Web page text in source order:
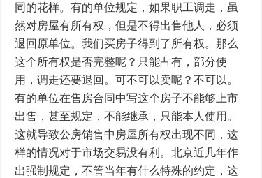
同的花样。有的单位规定，如果职工调走，虽
然对房屋有所有权，但是不得出售他人，必须
退回原单位。我们买房子得到了所有权。那么
这个所有权是否完整呢？只能占有，部分使
用，调走还要退回。可不可以卖呢？不可以。
有的单位在售房合同中写这个房子不能够上市
出售，甚至规定，不能继承，只能本人使用。
这就导致公房销售中房屋所有权出现不同，这
样的情况对于市场交易没有利。北京近几年作
出强制规定，不管当年有什么特殊的约定，这